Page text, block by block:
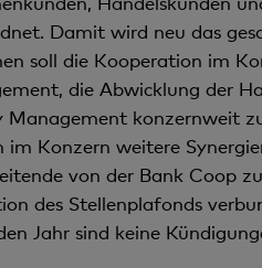
Damit wird neu das
soll die Kooperation im
die Abwicklung der
Management konzernweit
im Konzern weitere
von der Bank Coop
des Stellenplafonds
Jahr sind keine